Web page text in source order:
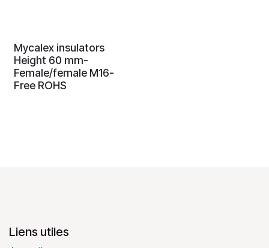
Mycalex insulators
Height 60 mm-
Female/female M16-
Free ROHS
Liens utiles